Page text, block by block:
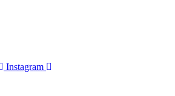
Instagram